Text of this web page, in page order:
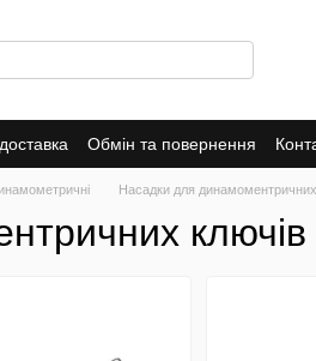
Обмін та повернення
Насадки для динамоментричних
ключів